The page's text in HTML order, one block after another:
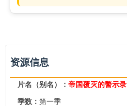
资源信息
片名（别名）： 帝国覆灭的警示录
季数： 第一季